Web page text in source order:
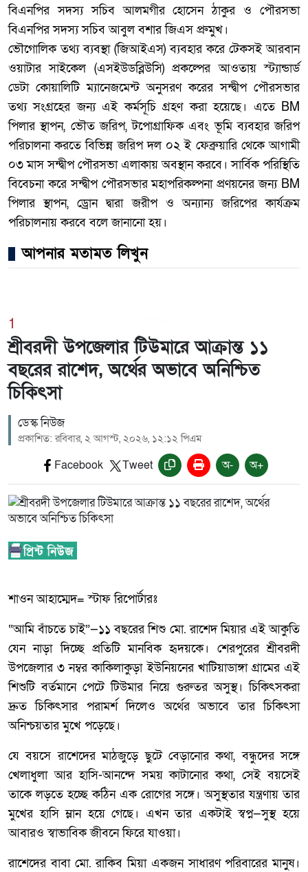
বিএনপির সদস্য সচিব আলমগীর হোসেন ঠাকুর ও পৌরসভা
বিএনপির সদস্য সচিব আবুল বশার জিএস প্রুমুখ।
ভৌগোলিক তথ্য ব্যবস্থা (জিআইএস) ব্যবহার করে টেকসই আরবান
ওয়াটার সাইকেল (এসইউডব্লিউসি) প্রকল্পের আওতায় স্ট্যান্ডার্ড
ডেটা কোয়ালিটি ম্যানেজমেন্ট অনুসরণ করের সন্দ্বীপ পৌরসভার
তথ্য সংগ্রহের জন্য এই কর্মসূচি গ্রহণ করা হয়েছে। এতে BM
পিলার স্থাপন, ভৌত জরিপ, টপোগ্রাফিক এবং ভূমি ব্যবহার জরিপ
পরিচালনা করতে বিভিন্ন জরিপ দল ০২ ই ফেব্রুয়ারি থেকে আগামী
০৩ মাস সন্দ্বীপ পৌরসভা এলাকায় অবস্থান করবে। সার্বিক পরিস্থিতি
বিবেচনা করে সন্দ্বীপ পৌরসভার মহাপরিকল্পনা প্রণয়নের জন্য BM
পিলার স্থাপন, ড্রোন দ্বারা জরীপ ও অন্যান্য জরিপের কার্যক্রম
পরিচালনায় করবে বলে জানানো হয়।
আপনার মতামত লিখুন
1
শ্রীবরদী উপজেলার টিউমারে আক্রান্ত ১১
বছরের রাশেদ, অর্থের অভাবে অনিশ্চিত
চিকিৎসা
ডেস্ক নিউজ
প্রকাশিত: রবিবার, ২ আগস্ট, ২০২৬, ১২:১২ পিএম
Facebook Tweet অ- অ+
শাওন আহাম্মেদ= স্টাফ রিপোর্টারঃ
“আমি বাঁচতে চাই”—১১ বছরের শিশু মো. রাশেদ মিয়ার এই আকুতি
যেন নাড়া দিচ্ছে প্রতিটি মানবিক হৃদয়কে। শেরপুরের শ্রীবরদী
উপজেলার ৩ নম্বর কাকিলাকুড়া ইউনিয়নের খাটিয়াডাঙ্গা গ্রামের এই
শিশুটি বর্তমানে পেটে টিউমার নিয়ে গুরুতর অসুস্থ। চিকিৎসকরা
দ্রুত চিকিৎসার পরামর্শ দিলেও অর্থের অভাবে তার চিকিৎসা
অনিশ্চয়তার মুখে পড়েছে।
যে বয়সে রাশেদের মাঠজুড়ে ছুটে বেড়ানোর কথা, বন্ধুদের সঙ্গে
খেলাধুলা আর হাসি-আনন্দে সময় কাটানোর কথা, সেই বয়সেই
তাকে লড়তে হচ্ছে কঠিন এক রোগের সঙ্গে। অসুস্থতার যন্ত্রণায় তার
মুখের হাসি ম্লান হয়ে গেছে। এখন তার একটাই স্বপ্ন—সুস্থ হয়ে
আবারও স্বাভাবিক জীবনে ফিরে যাওয়া।
রাশেদের বাবা মো. রাকিব মিয়া একজন সাধারণ পরিবারের মানুষ।